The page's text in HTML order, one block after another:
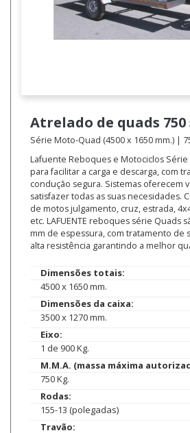
Atrelado de quads
Série Moto-Quad (4500 x 1650 mm.) |
Lafuente Reboques e Motociclos
para facilitar a carga e descarga, com
condução segura. Sistemas oferecem
satisfazer todas as suas necesidades.
de motos julgamento, cruz, estrada,
etc. LAFUENTE reboques série Quads
mm de espessura, com tratamento de
alta resistência garantindo a melhor
Dimensões totais:
4500 x 1650 mm.
Dimensões da caixa:
3500 x 1270 mm.
Eixo:
1 de 900 Kg.
M.M.A. (massa máxima
750 Kg.
Rodas:
155-13 (polegadas)
Travão: